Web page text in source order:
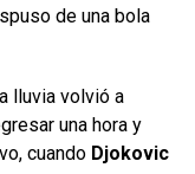
de una bola
lluvia volvió a
una hora y
cuando Djokovic